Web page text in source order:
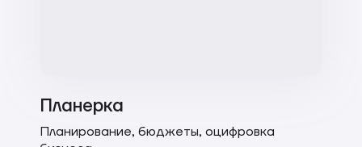
Планерка
Планирование, бюджеты, оцифровка